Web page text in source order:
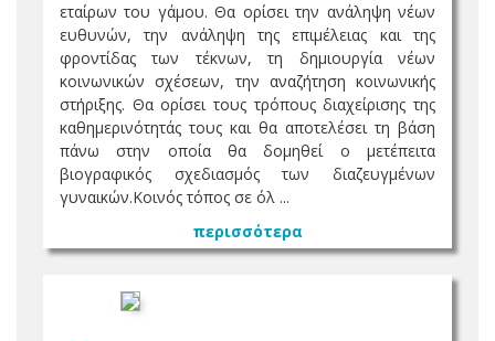
εταίρων του γάμου. Θα ορίσει την ανάληψη νέων
ευθυνών, την ανάληψη της επιμέλειας και της
φροντίδας των τέκνων, τη δημιουργία νέων
κοινωνικών σχέσεων, την αναζήτηση κοινωνικής
στήριξης. Θα ορίσει τους τρόπους διαχείρισης της
καθημερινότητάς τους και θα αποτελέσει τη βάση
πάνω στην οποία θα δομηθεί ο μετέπειτα
βιογραφικός σχεδιασμός των διαζευγμένων
γυναικών.Κοινός τόπος σε όλ ...
περισσότερα